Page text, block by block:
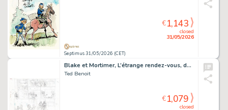
Septimus 31/05/2026 (CET)
closed
31/05/2026
€1,143
Blake et Mortimer, L’étrange rendez-vous, demi planche originale préparatoire à la mine de plomb pour cet album paru en 1996 chez Blake et Mortimer.
Ted Benoit
closed
€1,079